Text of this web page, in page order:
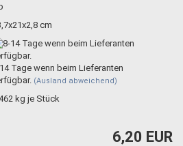
cm
Tage wenn beim Lieferanten
(Ausland abweichend)
kg je Stück
6,20 EUR